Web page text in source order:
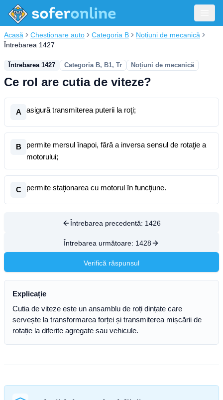
Acasă Chestionare auto Categoria B
Noțiuni de mecanică
Întrebarea 1427
Întrebarea 1427 Categoria B, B1, Tr Noțiuni de mecanică
Ce rol are cutia de viteze?
A asigură transmiterea puterii la roţi;
B
permite mersul înapoi, fără a inversa sensul de rotaţie a
motorului;
C permite staţionarea cu motorul în funcţiune.
Întrebarea precedentă: 1426
Întrebarea următoare: 1428
Verifică răspunsul
Explicație
Cutia de viteze este un ansamblu de roți dințate care
servește la transformarea forței și transmiterea mișcării de
rotație la diferite agregate sau vehicule.